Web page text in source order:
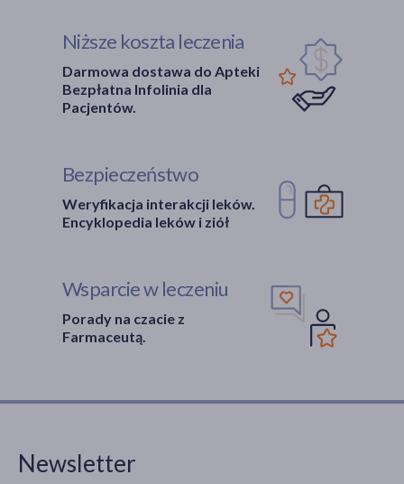
Niższe koszta leczenia
Darmowa dostawa do Apteki
Bezpłatna Infolinia dla
Pacjentów.
Bezpieczeństwo
Weryfikacja interakcji leków.
Encyklopedia leków i ziół
Wsparcie w leczeniu
Porady na czacie z
Farmaceutą.
Newsletter